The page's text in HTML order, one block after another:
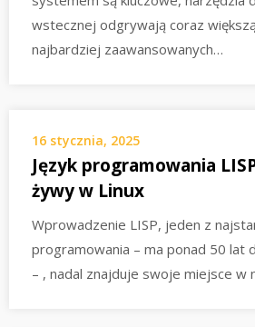
wstecznej odgrywają coraz
najbardziej zaawansowanych…
16 stycznia, 2025
Język programowania
żywy w Linux
Wprowadzenie LISP, jeden z
programowania – ma ponad 50 lat
– , nadal znajduje swoje miejsce w